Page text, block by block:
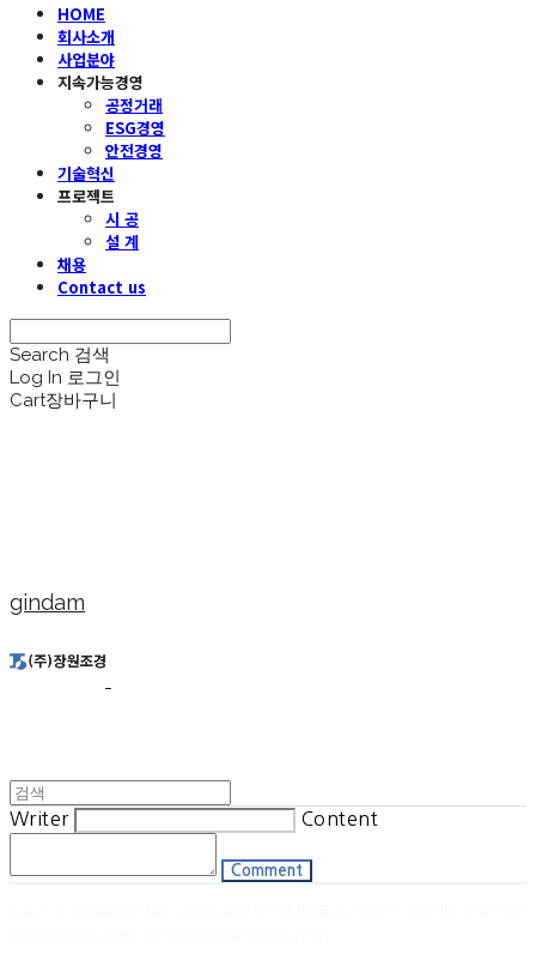
HOME
회사소개
사업분야
지속가능경영
공정거래
ESG경영
안전경영
기술혁신
프로젝트
시 공
설 계
채용
Contact us
Search 검색
Log In 로그인
Cart장바구니
gindam
Writer Content
Comment